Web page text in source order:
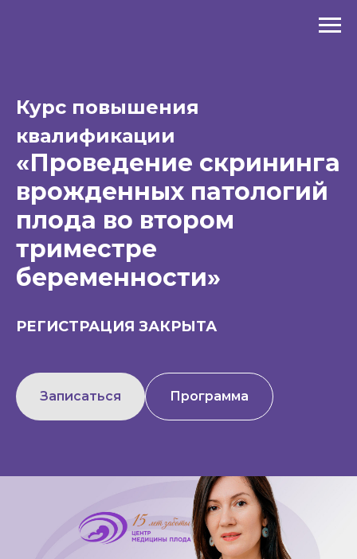
Курс повышения
квалификации
«Проведение скрининга
врожденных патологий
плода во втором
триместре
беременности»
РЕГИСТРАЦИЯ ЗАКРЫТА
Записаться Программа